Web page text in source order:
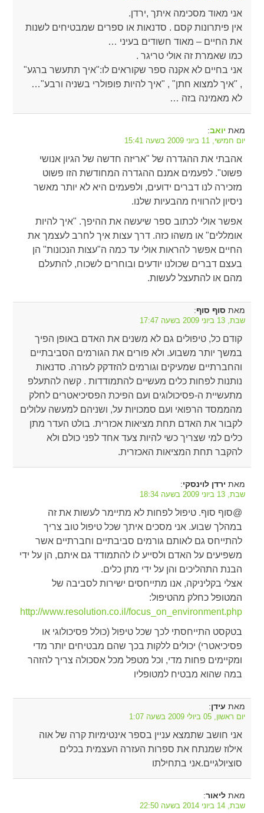
אני מאוד מסכימה איתך ,ירדן.
אין פיתרונות קסם . סדנאות או ספרים שמבטיחים לשנות
את החיים – מאוד חשודים בעיני …
כמו שאמרת זה אולי טריגר .
אני בחיים לא אקנה ספר שקוראים לו:"איך תתעשר ברגע"
, "איך למצוא חתן" , "איך להיות פופולרי בשניה ורבע"…
לא מאמינה בזה …
מאת יואב:
יום חמישי, 11 ביוני 2009 בשעה 15:41
אהבתי את ההגדרה של "אריזה חדשה של הגיון אנושי
פשוט". לפעמים אמנם ההגדרה המחודשת הזו פשוט
מזכירה לנו דברים ידועים, ולפעמים היא לא יותר מאשר
ניסיון להרוויח מהבעיות שלנו.
אפשר אולי לכתוב ספר שיעשה את ההיפך. "איך להיות
אומללים" או משהו כזה. דרך עצות איך לחרב לעצמך את
החיים אפשר להראות אולי עד כמה ה"עצות הנכונות" הן
בעצם דברים שכולנו יודעים ובוחרים לשכוח, להתעלם
מהם או להתעצל לעשות.
מאת סוף סוף:
שבת, 13 ביוני 2009 בשעה 17:47
קודם כל, טיפולים גם לא משנים את האדם באופן הפיך
במשך יותר משבוע. ולא פורים את הגורמים הסביבתיים
והחברתיים שמעיקים וגורמים להזדקק לעזרה. סדנאות
נותנות לפחות כלים מעשיים להתמודדות . קשה להתעלפ
מתעשיית ה-פסיכולוגים ועם הפיכת הפסיכיאטרים לחלק
מהממסד הרפואי ועם סמכויות על, ושניהם למעשה עלולים
לקבור את האדם תחת מציאות אכזרית. בולט העדר מתן
כלים למי שצריך כשי להיות צעד אחד לפני כולם ולא
להקבר תחת המציאות האכזרית.
מאת ירדן לוינסקי:
שבת, 13 ביוני 2009 בשעה 18:34
@סוף סוף. טיפול לפחות לא מתיימר לעשות את זה
במהלך שבוע. אני מסכים איתך שכל טיפול טוב צריך
להתייחס גם לאותם גורמים סביבתיים וחברתיים אשר
משפיעים על האדם ולסייע לו להתמודד גם איתם, הן על ידי
הבנת התהליכים והן על ידי מתן כלים.
אצלי בקליניקה, אנו מתייחסים ישירות לסביבה של
המטופל כחלק מהטיפול:
http://www.resolution.co.il/focus_on_environment.php
בטקסט התייחסתי לכך שכל טיפול (כולל פסיכולוגי או
פסיכיאטרי) יכולים ללקות בכך שהם מבטיחים יותר מדי
ומקיימים פחות מדי, וכל מטפל מכל אסכולה צריך להזהר
במה שהוא מבטיח למטופליו
מאת עידן:
יום ראשון, 05 ביולי 2009 בשעה 1:07
אני חושב שתמצא עניין בספר אינטימיות קרה של אוה
אילוז שמנתח את ספרות העזרה העצמית בכלים
סוציולגיים.אני בתחילתו
מאתליאור:
שבת, 14 ביוני 2014 בשעה 22:50